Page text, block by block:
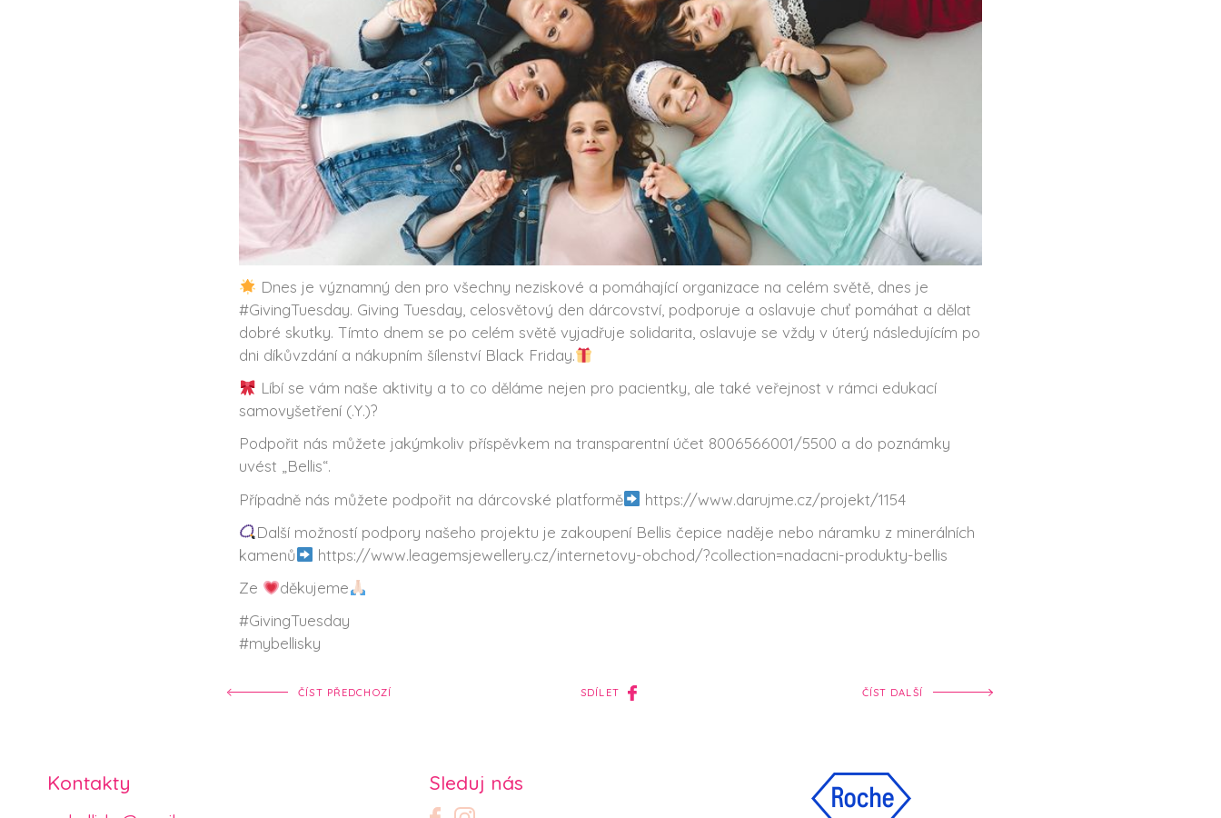
Dnes je významný den pro všechny neziskové a pomáhající organizace na celém světě, dnes je
#GivingTuesday. Giving Tuesday, celosvětový den dárcovství, podporuje a oslavuje chuť pomáhat a dělat
dobré skutky. Tímto dnem se po celém světě vyjadřuje solidarita, oslavuje se vždy v úterý následujícím po
dni díkůvzdání a nákupním šílenství Black Friday.
Líbí se vám naše aktivity a to co děláme nejen pro pacientky, ale také veřejnost v rámci edukací
samovyšetření (.Y.)?
Podpořit nás můžete jakýmkoliv příspěvkem na transparentní účet 8006566001/5500 a do poznámky
uvést „Bellis“.
Případně nás můžete podpořit na dárcovské platformě
https://www.darujme.cz/projekt/1154
Další možností podpory našeho projektu je zakoupení Bellis čepice naděje nebo náramku z minerálních
kamenů
https://www.leagemsjewellery.cz/internetovy-obchod/?collection=nadacni-produkty-bellis
Ze
děkujeme
#GivingTuesday
#mybellisky
ČÍST PŘEDCHOZÍ SDÍLET ČÍST DALŠÍ
Kontakty Sleduj nás